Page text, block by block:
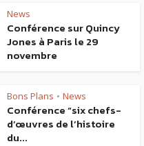
News
Conférence sur Quincy
Jones à Paris le 29
novembre
Bons Plans • News
Conférence “six chefs-
d’œuvres de l’histoire
du...